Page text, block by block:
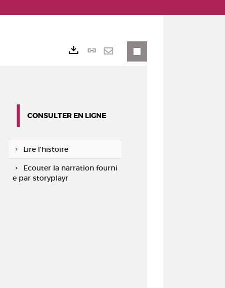
Lien
CONSULTER EN LIGNE
Lire l'histoire
Ecouter la narration fourni
e par storyplayr